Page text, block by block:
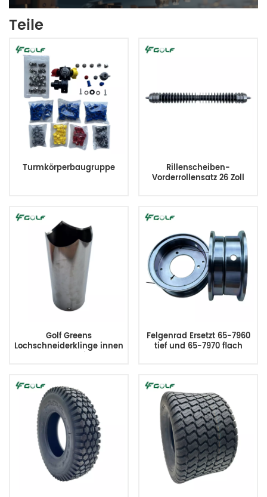
Teile
Turmkörperbaugruppe
Rillenscheiben-
Vorderrollensatz 26 Zoll
Golf Greens
Lochschneiderklinge innen
geschärft
Felgenrad Ersetzt 65-7960
tief und 65-7970 flach